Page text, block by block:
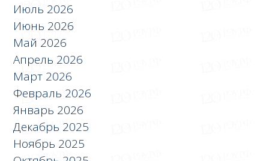
Июль 2026
Июнь 2026
Май 2026
Апрель 2026
Март 2026
Февраль 2026
Январь 2026
Декабрь 2025
Ноябрь 2025